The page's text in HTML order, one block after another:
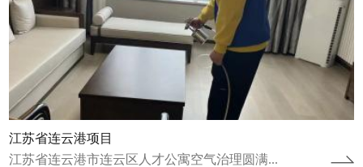
江苏省连云港项目
江苏省连云港市连云区人才公寓空气治理圆满...
湖南张家界天见酒店空气治理圆满完成湖南张
家界天见酒店进行了空气治理并于2024年1月
20日圆满完成。湖南张家界天见酒店自...
查看详情